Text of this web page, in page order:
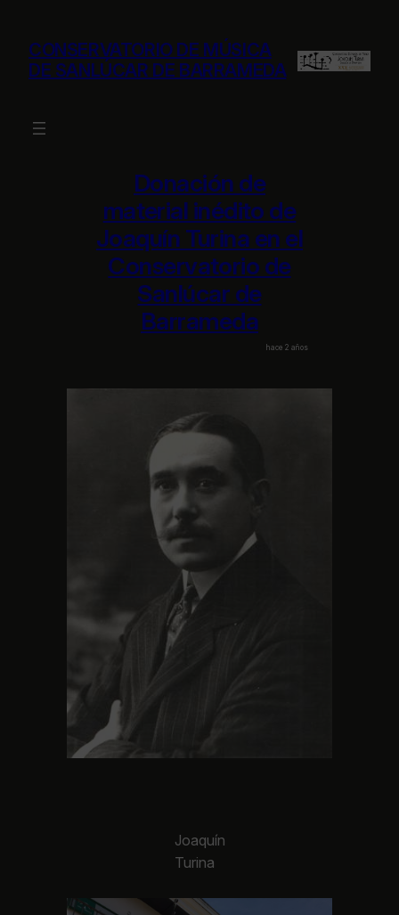
contenido
CONSERVATORIO DE MÚSICA
DE SANLÚCAR DE BARRAMEDA
Donación de
material inédito de
Joaquín Turina en el
Conservatorio de
Sanlúcar de
Barrameda
hace 2 años
Joaquín
Turina